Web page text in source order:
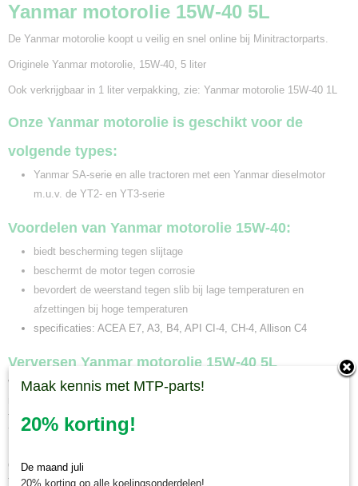
Yanmar motorolie 15W-40 5L
De Yanmar motorolie koopt u veilig en snel online bij Minitractorparts.
Originele Yanmar motorolie, 15W-40, 5 liter
Ook verkrijgbaar in 1 liter verpakking, zie: Yanmar motorolie 15W-40 1L
Onze Yanmar motorolie is geschikt voor de
volgende types:
Yanmar SA-serie en alle tractoren met een Yanmar dieselmotor
m.u.v. de YT2- en YT3-serie
Voordelen van Yanmar motorolie 15W-40:
biedt bescherming tegen slijtage
beschermt de motor tegen corrosie
bevordert de weerstand tegen slib bij lage temperaturen en
afzettingen bij hoge temperaturen
specificaties: ACEA E7, A3, B4, API CI-4, CH-4, Allison C4
Verversen Yanmar motorolie 15W-40 5L
Wanneer u deze Yanmar motorolie 15W-40 5L gaat verversen op uw
type motor. De Yanmar motorolie 15W-40 5L is geschikt voor meerdere
Yanmar mini tractoren met dieselmotor m.u.v. common rail diesel. Bij
geschikt is voor uw minitrekker. Neem hiervoor contact op met onze mini
tractor specialisten. Wanneer u Yanmar motorolie 15W-40 5L bij ons
Maak kennis met MTP-parts!
20% korting!
De maand juli
20% korting op alle koelingsonderdelen!